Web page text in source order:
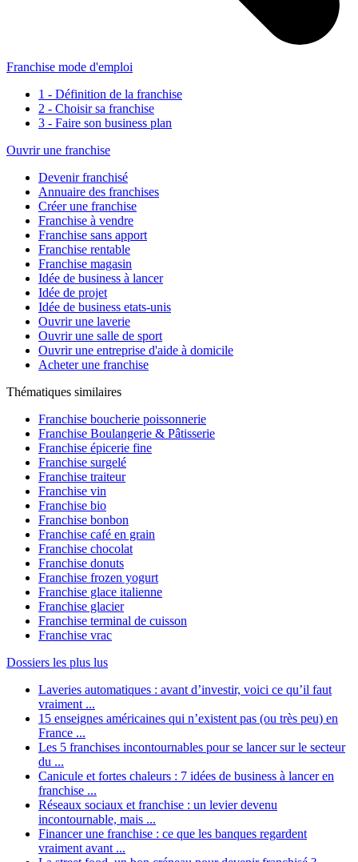
Franchise mode d'emploi
1 - Définition de la franchise
2 - Choisir sa franchise
3 - Faire son business plan
Ouvrir une franchise
Devenir franchisé
Annuaire des franchises
Créer une franchise
Franchise à vendre
Franchise sans apport
Franchise rentable
Franchise magasin
Idée de business à lancer
Idée de projet
Idée de business etats-unis
Ouvrir une laverie
Ouvrir une salle de sport
Ouvrir une entreprise d'aide à domicile
Acheter une franchise
Thématiques similaires
Franchise boucherie poissonnerie
Franchise Boulangerie & Pâtisserie
Franchise épicerie fine
Franchise surgelé
Franchise traiteur
Franchise vin
Franchise bio
Franchise bonbon
Franchise café en grain
Franchise chocolat
Franchise donuts
Franchise frozen yogurt
Franchise glace italienne
Franchise glacier
Franchise terminal de cuisson
Franchise vrac
Dossiers les plus lus
Laveries automatiques : avant d’investir, voici ce qu’il faut
vraiment ...
15 enseignes américaines qui n’existent pas (ou très peu) en
France ...
Les 5 franchises incontournables pour se lancer sur le secteur
du ...
Canicule et fortes chaleurs : 7 idées de business à lancer en
franchise ...
Réseaux sociaux et franchise : un levier devenu
incontournable, mais ...
Financer une franchise : ce que les banques regardent
vraiment avant ...